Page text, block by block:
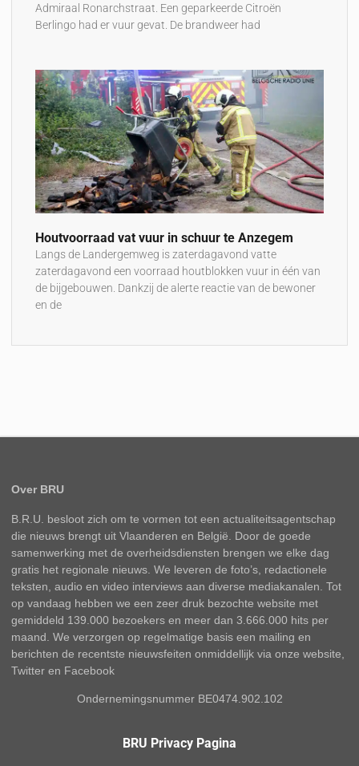
Admiraal Ronarchstraat. Een geparkeerde Citroën
Berlingo had er vuur gevat. De brandweer had
Houtvoorraad vat vuur in schuur te Anzegem
Langs de Landergemweg is zaterdagavond vatte
zaterdagavond een voorraad houtblokken vuur in één van
de bijgebouwen. Dankzij de alerte reactie van de bewoner
en de
Over BRU
B.R.U. besloot zich om te vormen tot een actualiteitsagentschap
die nieuws brengt uit Vlaanderen en België. Door de goede
samenwerking met de overheidsdiensten brengen we elke dag
gratis het regionale nieuws. We leveren de foto’s, redactionele
teksten, audio en video interviews aan diverse mediakanalen. Tot
op vandaag hebben we een zeer druk bezochte website met
gemiddeld 139.000 bezoekers en meer dan 3.666.000 hits per
maand. We verzorgen op regelmatige basis een mailing en
berichten de recentste nieuwsfeiten onmiddellijk via onze website,
Twitter en Facebook
Ondernemingsnummer BE0474.902.102
BRU Privacy Pagina